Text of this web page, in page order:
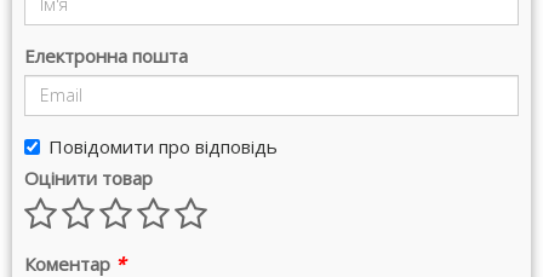
Електронна пошта
Повідомити про відповідь
Оцінити товар
Коментар *